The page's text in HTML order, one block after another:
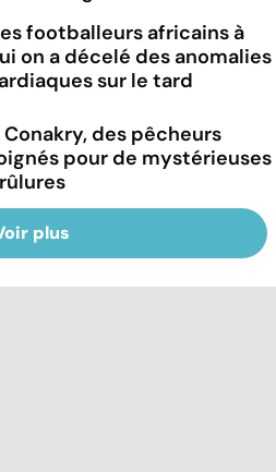
footballeurs africains à
on a décelé des anomalies
sur le tard
Conakry, des pêcheurs
pour de mystérieuses
plus